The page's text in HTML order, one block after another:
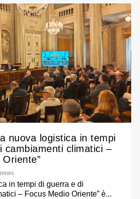
nuova logistica in tempi
cambiamenti climatici –
in tempi di guerra e di
– Focus Medio Oriente” è...